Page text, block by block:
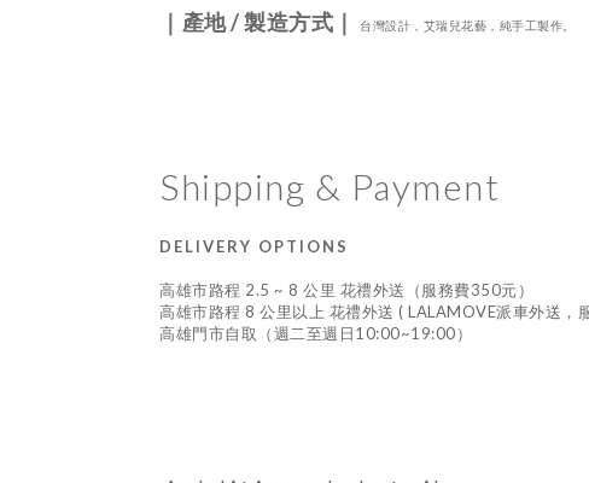
｜產地/製造方式｜ 台灣設計，艾瑞兒花藝，純手工製作。
Shipping & Payment
DELIVERY OPTIONS
高雄市路程 2.5 ~ 8 公里 花禮外送（服務費350元）
高雄市路程 8 公里以上 花禮外送 ( LALAMOVE派車外送，
高雄門市自取（週二至週日10:00~19:00）